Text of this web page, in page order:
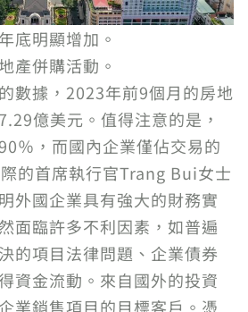
底明顯增加。
產併購活動。
數據，2023年前9個月的房地
億美元。值得注意的是，
％，而國內企業僅佔交易的
的首席執行官Trang Bui女士
外國企業具有強大的財務實
面臨許多不利因素，如普遍
的項目法律問題、企業債券
資金流動。來自國外的投資
業銷售項目的目標客戶。憑